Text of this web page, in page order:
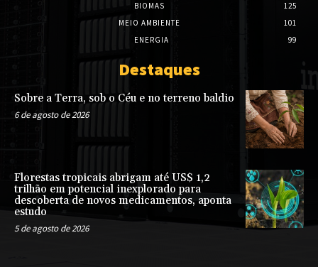
BIOMAS
125
MEIO AMBIENTE
101
ENERGIA
99
Destaques
Sobre a Terra, sob o Céu e no terreno baldio
6 de agosto de 2026
Florestas tropicais abrigam até US$ 1,2
trilhão em potencial inexplorado para
descoberta de novos medicamentos, aponta
estudo
5 de agosto de 2026